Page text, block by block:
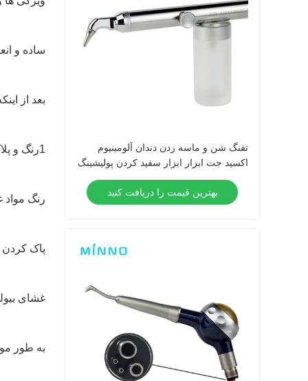
تفنگ شن و ماسه زدن دندان آلومینیوم
اکسید جت ابزار ابزار سفید کردن پولیشینگ
کیت آبراسیون هوا پولیشر 2/4 سوراخ Bicar
بهترین قیمت را دریافت کنید
ساده و
بعد از
1رنگ و پلاک پاک شده
رنگ مواد
پاک کردن
غشای
به طور